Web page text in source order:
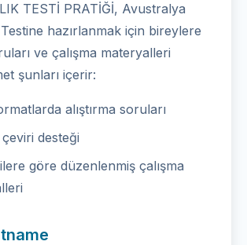
TESTİ PRATİĞİ, Avustralya
hazırlanmak için bireylere
ve çalışma materyalleri
şunları içerir:
alıştırma soruları
desteği
göre düzenlenmiş çalışma